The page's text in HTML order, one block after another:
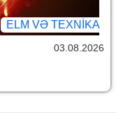
ELM VƏ TEXNIKA
03.08.2026